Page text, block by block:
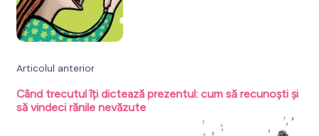
Articolul anterior
Când trecutul îți dictează prezentul: cum să recunoști și
să vindeci rănile nevăzute